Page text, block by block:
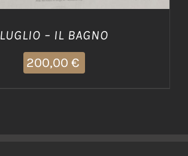
LUGLIO – IL BAGNO
200,00 €